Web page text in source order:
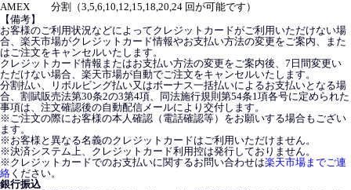
AMEX
分割（3,5,6,10,12,15,18,20,24 回が可能です）
【備考】
お客様のご利用状況などによってクレジットカードがご利用いただけない場
合、楽天市場がクレジットカード情報やお支払い方法の変更をご案内、また
はご注文をキャンセルいたします。
クレジットカード情報またはお支払い方法の変更をご案内後、7日間変更い
ただけない場合、楽天市場が自動でご注文をキャンセルいたします。
分割払い、リボルビング払い又はボーナス一括払いによるお支払いとなる場
合、割賦販売法第30条2の3第4項、同法施行規則第54条1項各号に定められた
事項は、注文確認後の自動配信メールにより交付します。
※ご注文の際にお客様の本人確認（電話確認等）をお願いする場合もござい
ます。
※お客様と異なる名義のクレジットカードはご利用いただけません。
※決済システム上、クレジットカード利用控は発行しておりません。
※クレジットカードでのお支払いに関するお問い合わせは楽天市場までご連
絡 ください。
銀行振込